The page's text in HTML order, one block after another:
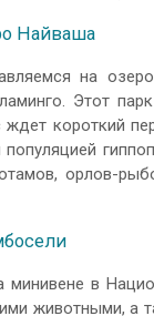
Найваша
на
Этот
короткий
орлов-
минивене в
животными, а